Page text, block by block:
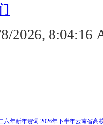
2026, 8:04:17
六年新年贺词 2026年下半年云南省高